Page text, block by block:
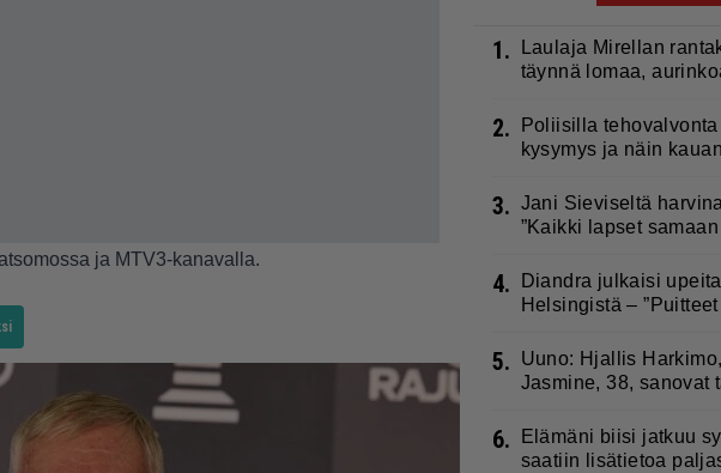
ja MTV3-kanavalla.
1.
Laulaja Mirellan
täynnä lomaa,
2.
Poliisilla tehovalvonta
kysymys ja näin
3. Jani Sieviseltä
”Kaikki lapset
4.
Diandra julkaisi
Helsingistä –
5.
Uuno: Hjallis
Jasmine, 38, sanovat
6.
Elämäni biisi jatkuu
saatiin lisätietoa